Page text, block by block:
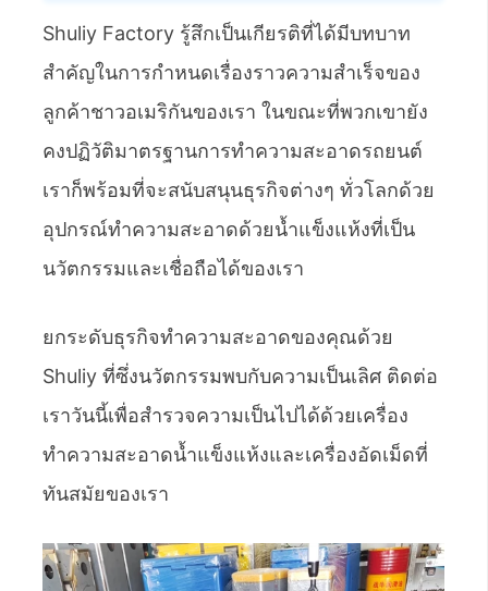
Shuliy Factory รู้สึกเป็นเกียรติที่ได้มีบทบาท
สำคัญในการกำหนดเรื่องราวความสำเร็จของ
ลูกค้าชาวอเมริกันของเรา ในขณะที่พวกเขายัง
คงปฏิวัติมาตรฐานการทำความสะอาดรถยนต์
เราก็พร้อมที่จะสนับสนุนธุรกิจต่างๆ ทั่วโลกด้วย
อุปกรณ์ทำความสะอาดด้วยน้ำแข็งแห้งที่เป็น
นวัตกรรมและเชื่อถือได้ของเรา
ยกระดับธุรกิจทำความสะอาดของคุณด้วย
Shuliy ที่ซึ่งนวัตกรรมพบกับความเป็นเลิศ ติดต่อ
เราวันนี้เพื่อสำรวจความเป็นไปได้ด้วยเครื่อง
ทำความสะอาดน้ำแข็งแห้งและเครื่องอัดเม็ดที่
ทันสมัยของเรา